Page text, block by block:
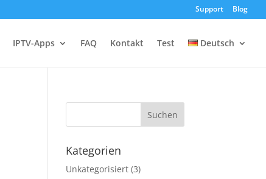
Support Blog
IPTV-Apps FAQ Kontakt Test Deutsch
Kategorien
Unkategorisiert (3)